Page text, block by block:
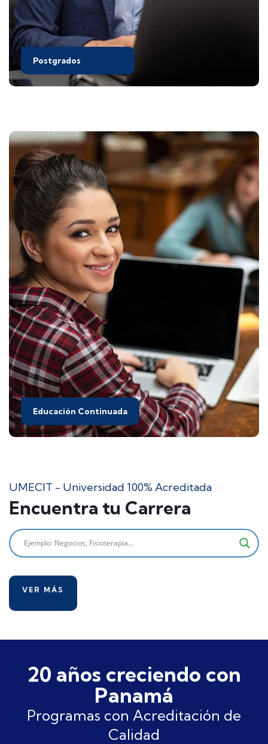
Postgrados
Educación Continuada
UMECIT - Universidad 100% Acreditada
Encuentra tu Carrera
VER MÁS
20 años creciendo con
Panamá
Programas con Acreditación de
Calidad